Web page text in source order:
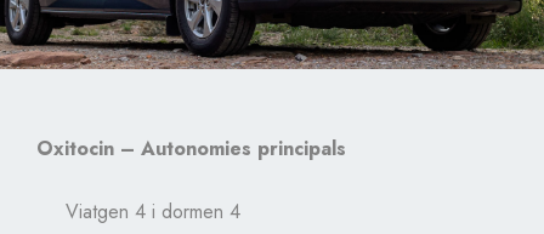
Oxitocin – Autonomies principals
Viatgen 4 i dormen 4